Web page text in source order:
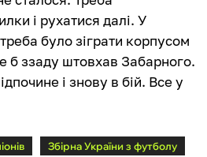
і рухатися далі. У
було зіграти корпусом
б ззаду штовхав Забарного.
і знову в бій. Все у
Збірна України з футболу